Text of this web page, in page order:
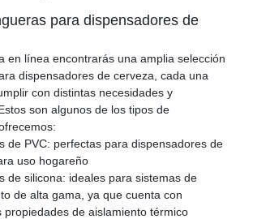
para dispensadores de
en línea encontrarás una amplia selección
dispensadores de cerveza, cada una
con distintas necesidades y
son algunos de los tipos de
de PVC: perfectas para dispensadores de
uso hogareño
de silicona: ideales para sistemas de
de alta gama, ya que cuenta con
propiedades de aislamiento térmico